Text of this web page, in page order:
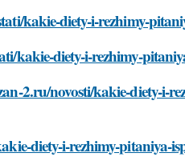
kakie-diety-i-rezhimy-
kakie-diety-i-rezhimy-
2.ru/novosti/kakie-diety-i-
diety-i-rezhimy-pitaniya-